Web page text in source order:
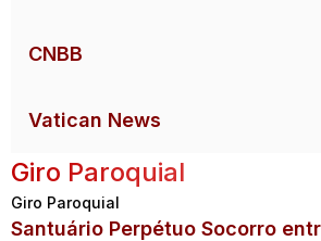
CNBB
Vatican News
Giro Paroquial
Giro Paroquial
Santuário Perpétuo Socorro